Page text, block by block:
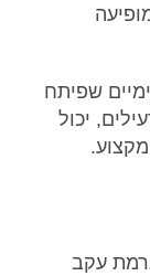
שפיתח
יכול
עקב